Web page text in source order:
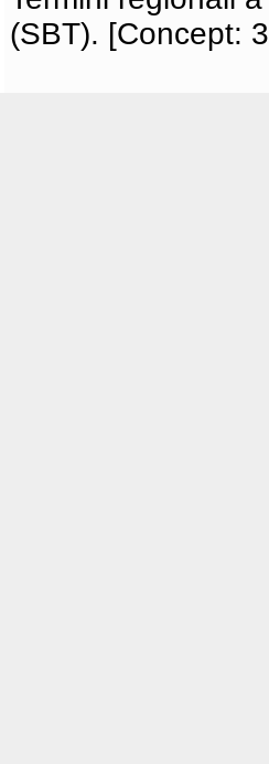
(SBT). [Concept: